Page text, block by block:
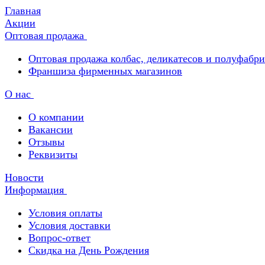
Главная
Акции
Оптовая продажа
Оптовая продажа колбас, деликатесов и
Франшиза фирменных магазинов
О нас
О компании
Вакансии
Отзывы
Реквизиты
Новости
Информация
Условия оплаты
Условия доставки
Вопрос-ответ
Скидка на День Рождения